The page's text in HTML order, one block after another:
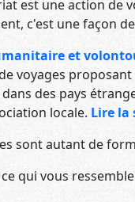
est une action de
c'est une façon
et
voyages
des pays
locale. Lire la
sont autant de
qui vous